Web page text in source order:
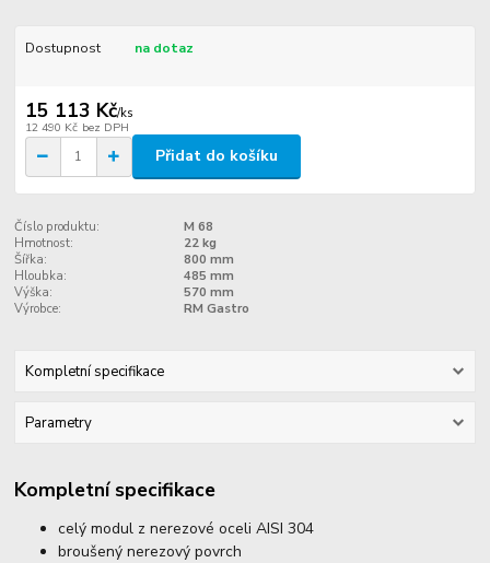
Dostupnost na dotaz
15 113 Kč/ks
12 490 Kč bez DPH
Přidat do košíku
Číslo produktu:
M 68
Hmotnost:
22 kg
Šířka:
800 mm
Hloubka:
485 mm
Výška:
570 mm
Výrobce:
RM Gastro
Kompletní specifikace
Parametry
Kompletní specifikace
celý modul z nerezové oceli AISI 304
broušený nerezový povrch